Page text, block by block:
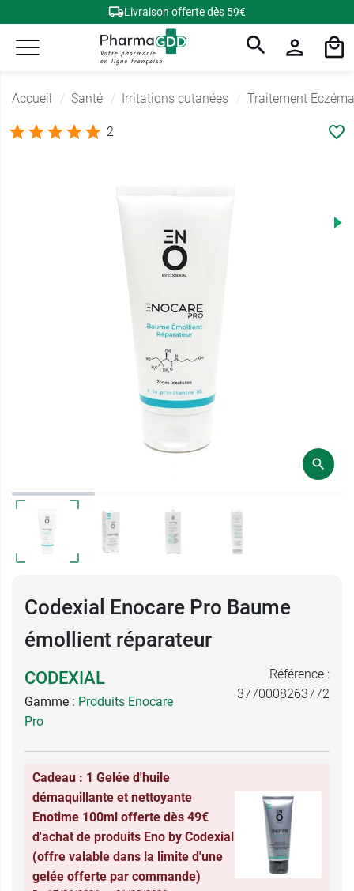
Livraison offerte dès 59€
Accueil Santé Irritations cutanées Traitement Eczéma
2
Codexial Enocare Pro Baume
émollient réparateur
CODEXIAL
Gamme : Produits Enocare
Pro
Référence :
3770008263772
Cadeau : 1 Gelée d'huile
démaquillante et nettoyante
Enotime 100ml offerte dès 49€
d'achat de produits Eno by Codexial
(offre valable dans la limite d'une
gelée offerte par commande)